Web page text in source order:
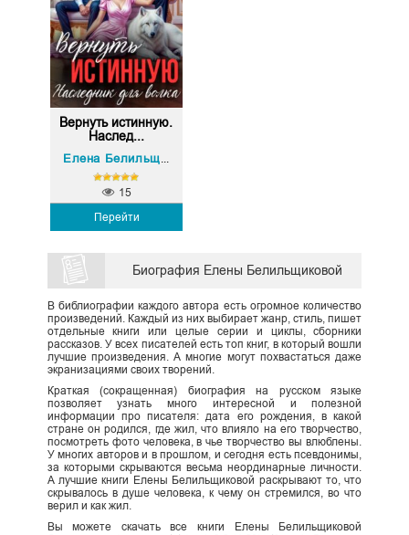
Вернуть истинную.
Наслед...
Перейти
15
Биография Елены Белильщиковой
В библиографии каждого автора есть огромное количество
произведений. Каждый из них выбирает жанр, стиль, пишет
отдельные книги или целые серии и циклы, сборники
рассказов. У всех писателей есть топ книг, в который вошли
лучшие произведения. А многие могут похвастаться даже
экранизациями своих творений.
Краткая (сокращенная) биография на русском языке
позволяет узнать много интересной и полезной
информации про писателя: дата его рождения, в какой
стране он родился, где жил, что влияло на его творчество,
посмотреть фото человека, в чье творчество вы влюблены.
У многих авторов и в прошлом, и сегодня есть псевдонимы,
за которыми скрываются весьма неординарные личности.
А лучшие книги Елены Белильщиковой раскрывают то, что
скрывалось в душе человека, к чему он стремился, во что
верил и как жил.
Вы можете скачать все книги Елены Белильщиковой